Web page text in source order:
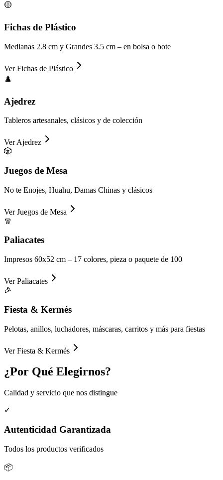
🟡
Fichas de Plástico
Medianas 2.8 cm y Grandes 3.5 cm – en bolsa o bote
VerFichas de Plástico
♟️
Ajedrez
Tableros artesanales, clásicos y de colección
VerAjedrez
🎲
Juegos de Mesa
No te Enojes, Huahu, Damas Chinas y clásicos
VerJuegos de Mesa
🧣
Paliacates
Impresos 60x52 cm – 17 colores, pieza o paquete de 100
VerPaliacates
🎉
Fiesta & Kermés
Pelotas, anillos, luchadores, máscaras, carritos y más para fiestas
VerFiesta & Kermés
¿Por Qué Elegirnos?
Calidad y servicio que nos distingue
✓
Autenticidad Garantizada
Todos los productos verificados
📦